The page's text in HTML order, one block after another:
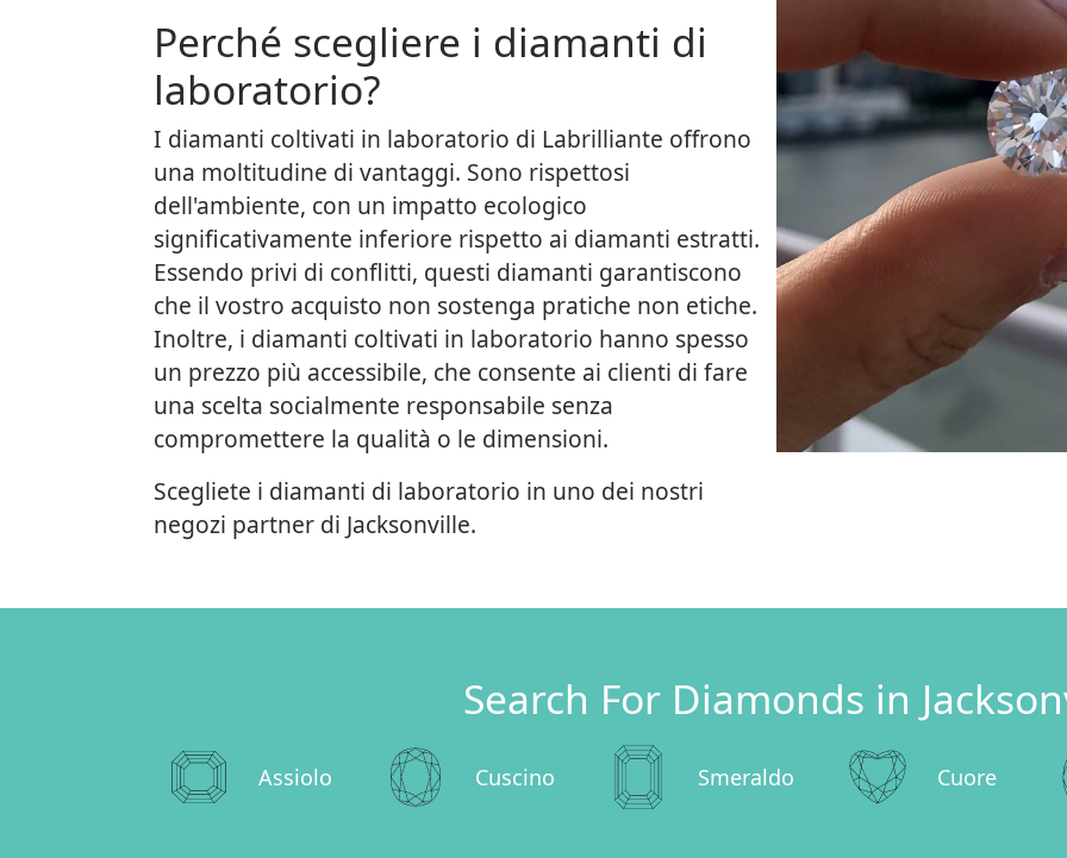
Perché scegliere i diamanti di
laboratorio?
I diamanti coltivati in laboratorio di Labrilliante offrono
una moltitudine di vantaggi. Sono rispettosi
dell'ambiente, con un impatto ecologico
significativamente inferiore rispetto ai diamanti estratti.
Essendo privi di conflitti, questi diamanti garantiscono
che il vostro acquisto non sostenga pratiche non etiche.
Inoltre, i diamanti coltivati in laboratorio hanno spesso
un prezzo più accessibile, che consente ai clienti di fare
una scelta socialmente responsabile senza
compromettere la qualità o le dimensioni.
Scegliete i diamanti di laboratorio in uno dei nostri
negozi partner di Jacksonville.
Search For Diamonds in
Assiolo Cuscino Smeraldo Cuore